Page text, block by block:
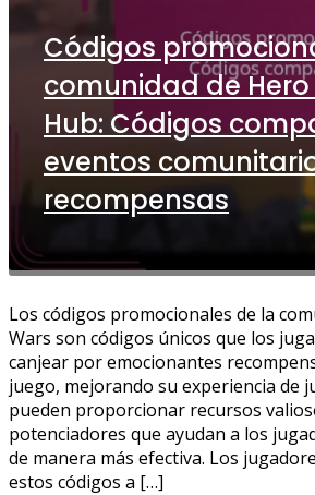
Códigos
comunidad de Hero
Hub: Códigos
eventos
recompensas
Los códigos promocionales de la
Wars son códigos únicos que los
canjear por emocionantes
juego, mejorando su experiencia de
pueden proporcionar recursos
potenciadores que ayudan a los
de manera más efectiva. Los
estos códigos a […]